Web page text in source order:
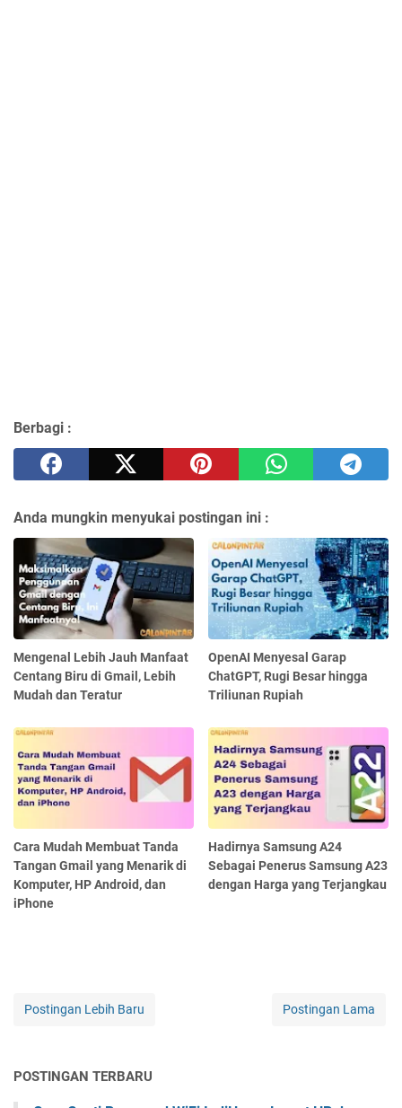
Berbagi :
Anda mungkin menyukai postingan ini :
Mengenal Lebih Jauh Manfaat
Centang Biru di Gmail, Lebih
Mudah dan Teratur
OpenAI Menyesal Garap
ChatGPT, Rugi Besar hingga
Triliunan Rupiah
Cara Mudah Membuat Tanda
Tangan Gmail yang Menarik di
Komputer, HP Android, dan
iPhone
Hadirnya Samsung A24
Sebagai Penerus Samsung A23
dengan Harga yang Terjangkau
Postingan Lebih Baru Postingan Lama
POSTINGAN TERBARU